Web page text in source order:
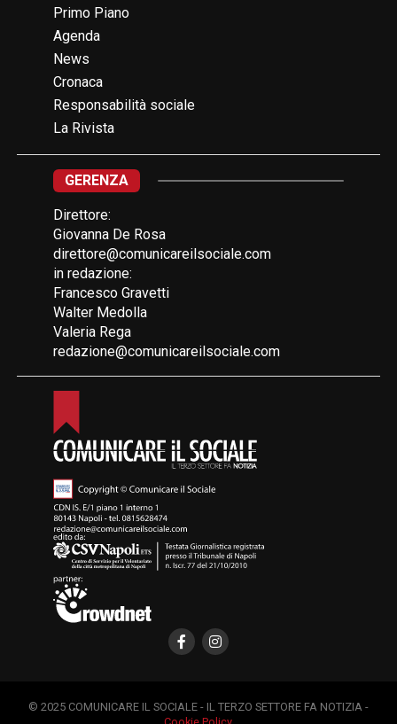
Primo Piano
Agenda
News
Cronaca
Responsabilità sociale
La Rivista
GERENZA
Direttore:
Giovanna De Rosa
direttore@comunicareilsociale.com
in redazione:
Francesco Gravetti
Walter Medolla
Valeria Rega
redazione@comunicareilsociale.com
© 2025 COMUNICARE IL SOCIALE - IL TERZO SETTORE FA NOTIZIA -